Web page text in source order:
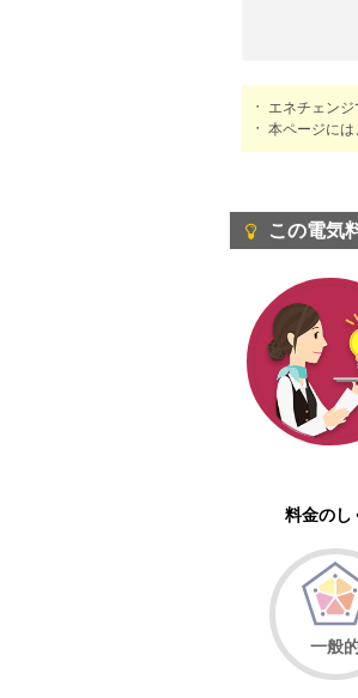
エネチェン
本ページには
この電気
料金のし
一般